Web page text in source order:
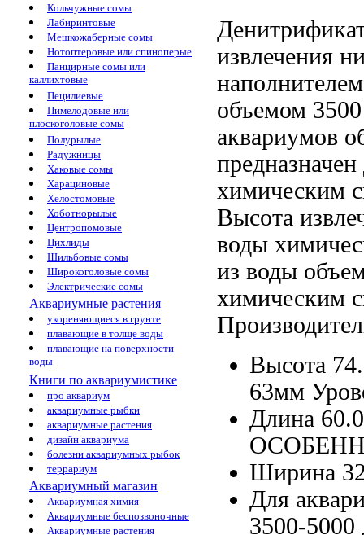
Кольчужные сомы
Лабиринтовые
Мешкожаберные сомы
Нотоптеровые или спиноперые
Панцирные сомы или
каллихтовые
Пецилиевые
Пимелодовые или
плоскоголовые сомы
Полурылые
Радужницы
Хаковые сомы
Харациновые
Хелостомовые
Хоботнорылые
Центропомовые
Цихлиды
Шильбовые сомы
Широкоголовые сомы
Электрические сомы
Аквариумные растения
укореняющиеся в грунте
плавающие в толще воды
плавающие на поверхности
воды
Книги по аквариумистике
про аквариум
аквариумные рыбки
аквариумные растения
дизайн аквариума
болезни аквариумных рыбок
террариум
Аквариумный магазин
Аквариумная химия
Аквариумные беспозвоночные
Аквариумные растения
извлечения
объемом 3500
аквариумов
предназначен
химическим
Высота
воды
из воды
химическим
Высота
63мм
Длина
Ширина
Для
3500-5000